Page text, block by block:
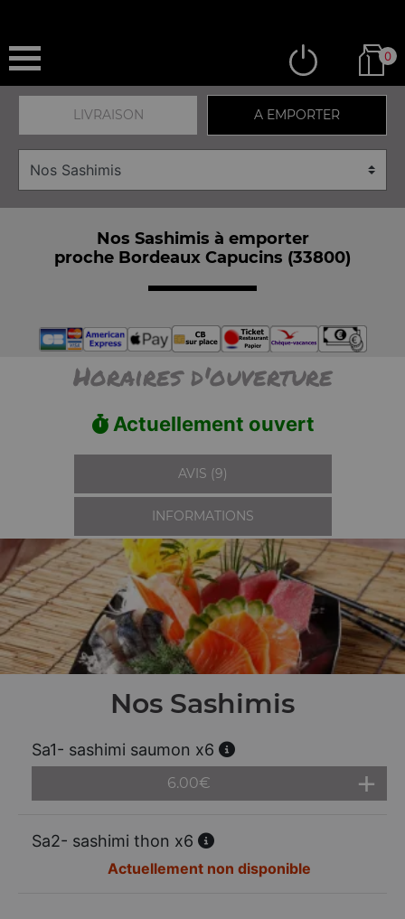
0
LIVRAISON A EMPORTER
Nos Sashimis à emporter
proche Bordeaux Capucins (33800)
Horaires d'ouverture
Actuellement ouvert
AVIS (9)
INFORMATIONS
Nos Sashimis
Sa1- sashimi saumon x6
6.00€
Sa2- sashimi thon x6
Actuellement non disponible